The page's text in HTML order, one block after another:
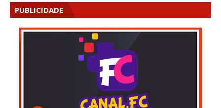
PUBLICIDADE